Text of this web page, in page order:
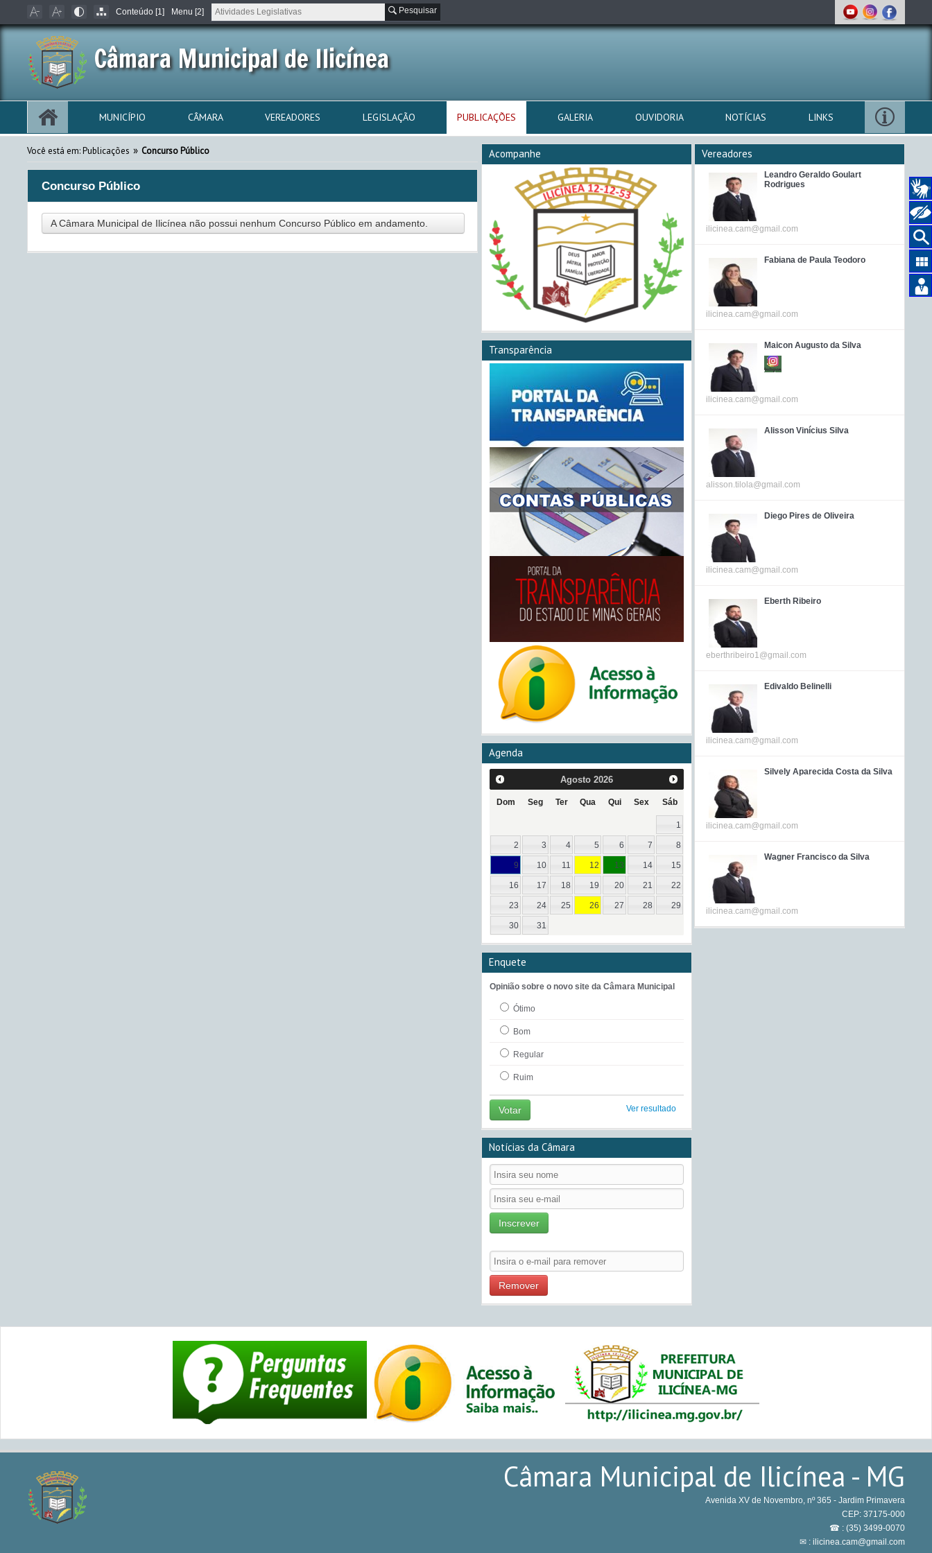
Conteúdo [1] Menu [2] Pesquisar
Câmara Municipal de Ilicínea
MUNICÍPIO CÂMARA VEREADORES LEGISLAÇÃO PUBLICAÇÕES GALERIA OUVIDORIA NOTÍCIAS LINKS
Você está em:Publicações » Concurso Público
Concurso Público
A Câmara Municipal de Ilicínea não possui nenhum Concurso Público em andamento.
Vereadores
Leandro Geraldo Goulart
Rodrigues
ilicinea.cam@gmail.com
Fabiana de Paula Teodoro
ilicinea.cam@gmail.com
Maicon Augusto da Silva
ilicinea.cam@gmail.com
Alisson Vinícius Silva
alisson.tilola@gmail.com
Diego Pires de Oliveira
ilicinea.cam@gmail.com
Eberth Ribeiro
eberthribeiro1@gmail.com
Edivaldo Belinelli
ilicinea.cam@gmail.com
Silvely Aparecida Costa da Silva
ilicinea.cam@gmail.com
Wagner Francisco da Silva
ilicinea.cam@gmail.com
Acompanhe
Transparência
Agenda
Agosto 2026
Dom Seg Ter Qua Qui Sex Sáb
1
2 3 4 5 6 7 8
9 10 11 12 13 14 15
16 17 18 19 20 21 22
23 24 25 26 27 28 29
30 31
Enquete
Opinião sobre o novo site da Câmara Municipal
Ótimo
Bom
Regular
Ruim
Votar Ver resultado
Notícias da Câmara
Inscrever
Remover
Câmara Municipal de Ilicínea - MG
Avenida XV de Novembro, nº 365 - Jardim Primavera
CEP: 37175-000
☎ : (35) 3499-0070
✉ : ilicinea.cam@gmail.com